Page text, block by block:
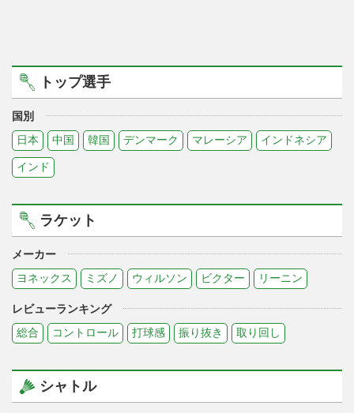
トップ選手
国別
日本
中国 韓国 デンマーク マレーシア インドネシア
インド
ラケット
メーカー
ヨネックス
ミズノ ウィルソン ビクター リーニン
レビューランキング
総合
コントロール 打球感 振り抜き 取り回し
シャトル